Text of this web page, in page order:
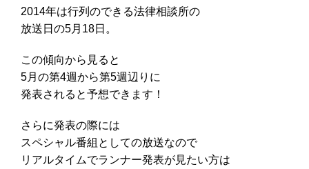
2014年は行列のできる法律相談所の
放送日の5月18日。
この傾向から見ると
5月の第4週から第5週辺りに
発表されると予想できます！
さらに発表の際には
スペシャル番組としての放送なので
リアルタイムでランナー発表が見たい方は